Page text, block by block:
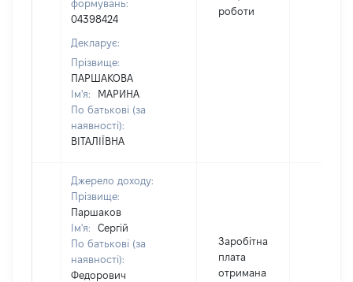
формувань:
04398424
Декларує:
Прізвище:
ПАРШАКОВА
Ім'я:
МАРИНА
По батькові (за
наявності):
ВІТАЛІЇВНА
роботи
Джерело доходу:
Прізвище:
Паршаков
Ім'я:
Сергій
По батькові (за
наявності):
Федорович
Заробітна
плата
отримана